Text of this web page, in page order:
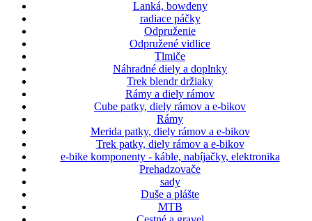
Lanká, bowdeny
radiace páčky
Odpruženie
Odpružené vidlice
Tlmiče
Náhradné diely a doplnky
Trek blendr držiaky
Rámy a diely rámov
Cube patky, diely rámov a e-bikov
Rámy
Merida patky, diely rámov a e-bikov
Trek patky, diely rámov a e-bikov
e-bike komponenty - káble, nabíjačky, elektronika
Prehadzovače
sady
Duše a plášte
MTB